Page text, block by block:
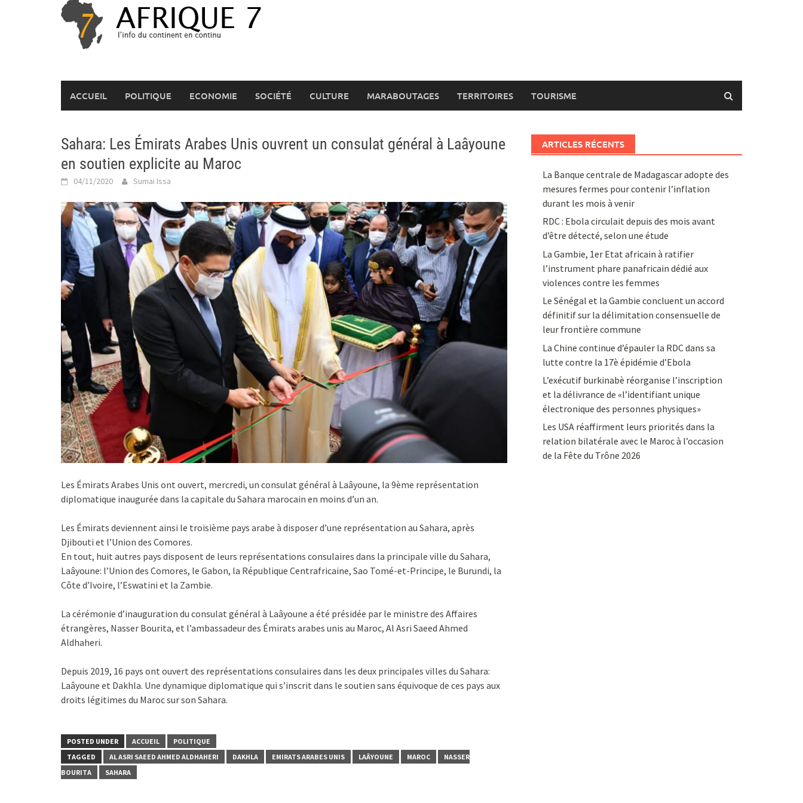
ACCUEIL POLITIQUE ECONOMIE SOCIÉTÉ CULTURE MARABOUTAGES TERRITOIRES TOURISME
Sahara: Les Émirats Arabes Unis ouvrent un consulat général à Laâyoune
en soutien explicite au Maroc
04/11/2020 Sumai Issa
Les Émirats Arabes Unis ont ouvert, mercredi, un consulat général à Laâyoune, la 9ème représentation
diplomatique inaugurée dans la capitale du Sahara marocain en moins d’un an.
Les Émirats deviennent ainsi le troisième pays arabe à disposer d’une représentation au Sahara, après
Djibouti et l’Union des Comores.
En tout, huit autres pays disposent de leurs représentations consulaires dans la principale ville du Sahara,
Laâyoune: l’Union des Comores, le Gabon, la République Centrafricaine, Sao Tomé-et-Principe, le Burundi, la
Côte d’Ivoire, l’Eswatini et la Zambie.
La cérémonie d’inauguration du consulat général à Laâyoune a été présidée par le ministre des Affaires
étrangères, Nasser Bourita, et l’ambassadeur des Émirats arabes unis au Maroc, Al Asri Saeed Ahmed
Aldhaheri.
Depuis 2019, 16 pays ont ouvert des représentations consulaires dans les deux principales villes du Sahara:
Laâyoune et Dakhla. Une dynamique diplomatique qui s’inscrit dans le soutien sans équivoque de ces pays aux
droits légitimes du Maroc sur son Sahara.
POSTED UNDER ACCUEIL
POLITIQUE
TAGGED
AL ASRI SAEED AHMED ALDHAHERI DAKHLA EMIRATS ARABES UNIS LAÂYOUNE MAROC
NASSER
BOURITA
SAHARA
ARTICLES RÉCENTS
La Banque centrale de Madagascar adopte des
mesures fermes pour contenir l’inflation
durant les mois à venir
RDC : Ebola circulait depuis des mois avant
d’être détecté, selon une étude
La Gambie, 1er Etat africain à ratifier
l’instrument phare panafricain dédié aux
violences contre les femmes
Le Sénégal et la Gambie concluent un accord
définitif sur la délimitation consensuelle de
leur frontière commune
La Chine continue d’épauler la RDC dans sa
lutte contre la 17è épidémie d’Ebola
L’exécutif burkinabè réorganise l’inscription
et la délivrance de «l’identifiant unique
électronique des personnes physiques»
Les USA réaffirment leurs priorités dans la
relation bilatérale avec le Maroc à l’occasion
de la Fête du Trône 2026